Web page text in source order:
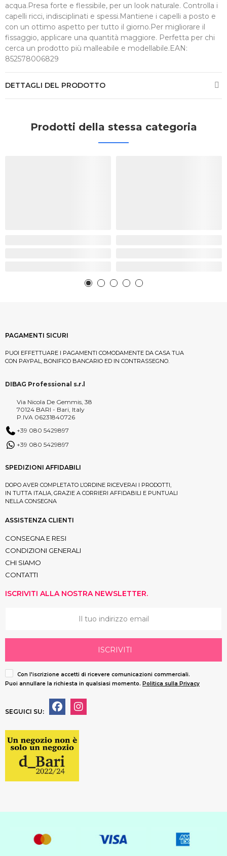
acqua.Presa forte e flessibile, per un look naturale. Controlla i
capelli ricci, indisciplinati e spessi.Mantiene i capelli a posto e
con un ottimo aspetto per tutto il giorno.Per migliorare il
fissaggio, applicare una quantità maggiore. Perfetta per chi
cerca un prodotto più malleabile e modellabile.EAN:
852578006829
DETTAGLI DEL PRODOTTO
Prodotti della stessa categoria
PAGAMENTI SICURI
PUOI EFFETTUARE I PAGAMENTI COMODAMENTE DA CASA TUA
CON PAYPAL, BONIFICO BANCARIO ED IN CONTRASSEGNO.
DIBAG Professional s.r.l
Via Nicola De Gemmis, 38
70124 BARI - Bari, Italy
P.IVA 06231840726
+39 080 5429897
+39 080 5429897
SPEDIZIONI AFFIDABILI
DOPO AVER COMPLETATO L’ORDINE RICEVERAI I PRODOTTI,
IN TUTTA ITALIA, GRAZIE A CORRIERI AFFIDABILI E PUNTUALI
NELLA CONSEGNA
ASSISTENZA CLIENTI
CONSEGNA E RESI
CONDIZIONI GENERALI
CHI SIAMO
CONTATTI
ISCRIVITI ALLA NOSTRA NEWSLETTER.
ISCRIVITI
Con l'iscrizione accetti di ricevere comunicazioni commerciali.
Puoi annullare la richiesta in qualsiasi momento. Politica sulla Privacy
SEGUICI SU: